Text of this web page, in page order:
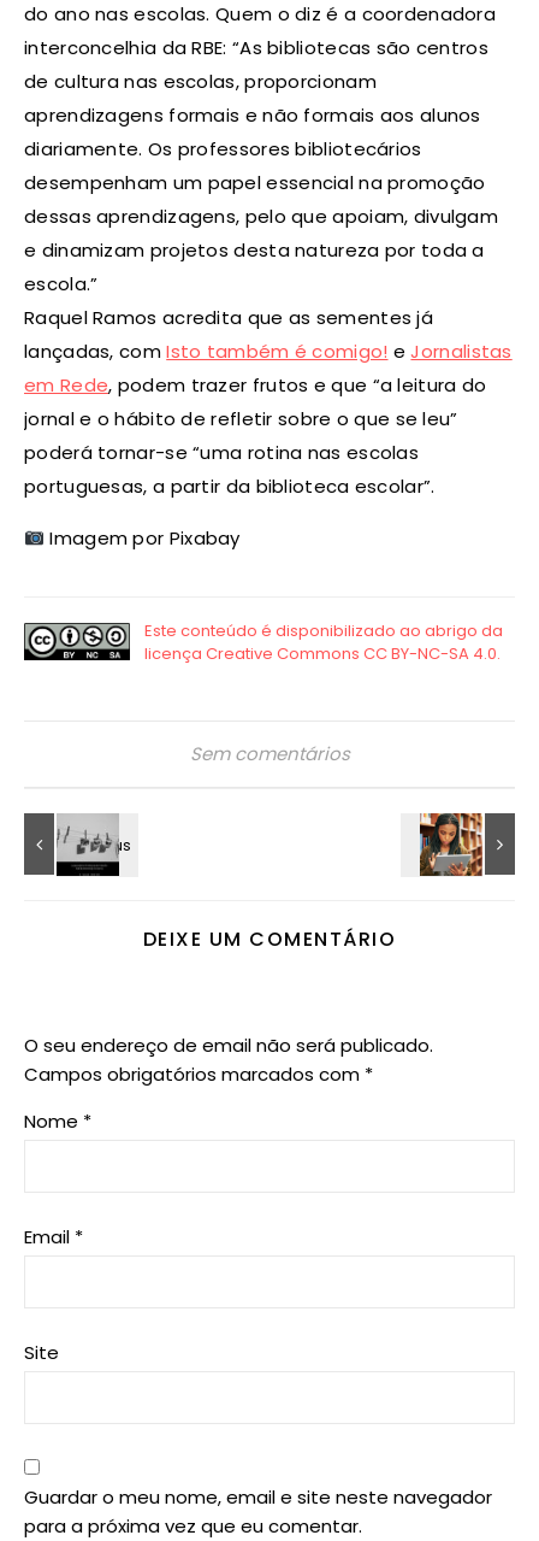
do ano nas escolas. Quem o diz é a coordenadora
interconcelhia da RBE: “As bibliotecas são centros
de cultura nas escolas, proporcionam
aprendizagens formais e não formais aos alunos
diariamente. Os professores bibliotecários
desempenham um papel essencial na promoção
dessas aprendizagens, pelo que apoiam, divulgam
e dinamizam projetos desta natureza por toda a
escola.”
Raquel Ramos acredita que as sementes já
lançadas, comIsto também é comigo! eJornalistas
em Rede, podem trazer frutos e que “a leitura do
jornal e o hábito de refletir sobre o que se leu”
poderá tornar-se “uma rotina nas escolas
portuguesas, a partir da biblioteca escolar”.
Imagem por Pixabay
Sem comentários
DEIXE UM COMENTÁRIO
O seu endereço de email não será publicado.
Campos obrigatórios marcados com *
Nome *
Email *
Site
Guardar o meu nome, email e site neste navegador
para a próxima vez que eu comentar.